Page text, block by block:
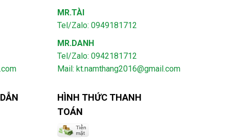
MR.TÀI
Tel/Zalo: 0949181712
MR.DANH
Tel/Zalo: 0942181712
Mail: kt.namthang2016@gmail.com
HÌNH THỨC THANH
TOÁN